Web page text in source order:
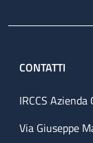
CONTATTI
IRCCS
Via Giuseppe